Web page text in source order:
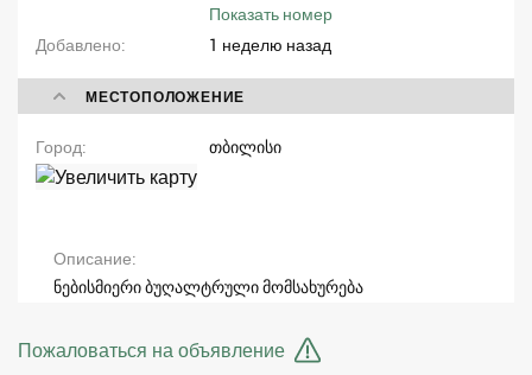
Показать номер
Добавлено
1 неделю назад
МЕСТОПОЛОЖЕНИЕ
Город თბილისი
Описание
ნებისმიერი ბუღალტრული მომსახურება
Пожаловаться на объявление